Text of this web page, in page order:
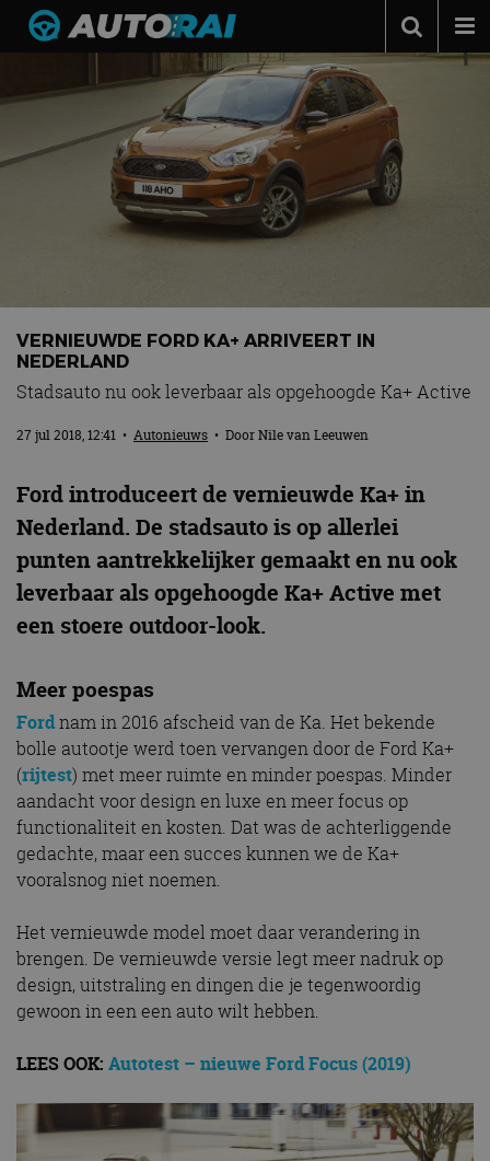
Autotests
Automerken
Adverteren
VERNIEUWDE FORD KA+ ARRIVEERT IN
NEDERLAND
Stadsauto nu ook leverbaar als opgehoogde Ka+ Active
27 jul 2018, 12:41 • Autonieuws • DoorNile van Leeuwen
Ford introduceert de vernieuwde Ka+ in
Nederland. De stadsauto is op allerlei
punten aantrekkelijker gemaakt en nu ook
leverbaar als opgehoogde Ka+ Active met
een stoere outdoor-look.
Meer poespas
Fordnam in 2016 afscheid van de Ka. Het bekende
bolle autootje werd toen vervangen door de Ford Ka+
(rijtest) met meer ruimte en minder poespas. Minder
aandacht voor design en luxe en meer focus op
functionaliteit en kosten. Dat was de achterliggende
gedachte, maar een succes kunnen we de Ka+
vooralsnog niet noemen.
Het vernieuwde model moet daar verandering in
brengen. De vernieuwde versie legt meer nadruk op
design, uitstraling en dingen die je tegenwoordig
gewoon in een een auto wilt hebben.
LEES OOK: Autotest – nieuwe Ford Focus (2019)